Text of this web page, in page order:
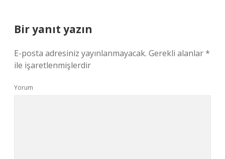
Bir yanıt yazın
E-posta adresiniz yayınlanmayacak. Gerekli alanlar*
ile işaretlenmişlerdir
Yorum